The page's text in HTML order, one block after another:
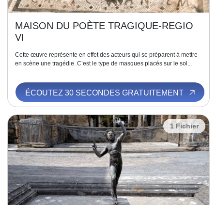
MAISON DU POÈTE TRAGIQUE-REGIO
VI
Cette œuvre représente en effet des acteurs qui se préparent à mettre
en scène une tragédie. C’est le type de masques placés sur le sol...
ÉCOUTEZ 30 SECONDES GRATUITEMENT
1 Fichier